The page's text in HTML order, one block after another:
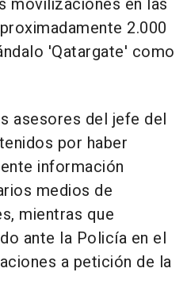
movilizaciones en las
2.000
'Qatargate' como
asesores del jefe del
por haber
información
medios de
mientras que
ante la Policía en el
a petición de la